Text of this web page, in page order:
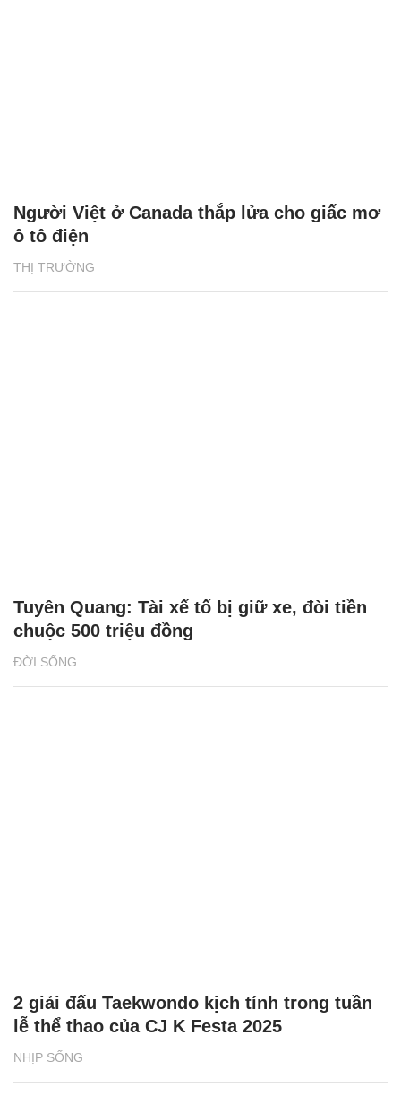
THỊ TRƯỜNG
Người Việt ở Canada thắp lửa cho giấc mơ
ô tô điện
ĐỜI SỐNG
Tuyên Quang: Tài xế tố bị giữ xe, đòi tiền
chuộc 500 triệu đồng
NHỊP SỐNG
2 giải đấu Taekwondo kịch tính trong tuần
lễ thể thao của CJ K Festa 2025